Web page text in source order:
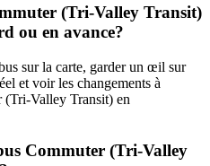
(Tri-Valley Transit)
ou en avance?
sur la carte, garder un œil sur
et voir les changements à
(Tri-Valley Transit) en
Commuter (Tri-Valley